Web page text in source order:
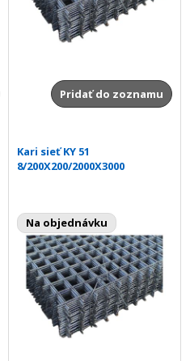
Pridať do zoznamu
Kari sieť KY 51
8/200X200/2000X3000
Na objednávku